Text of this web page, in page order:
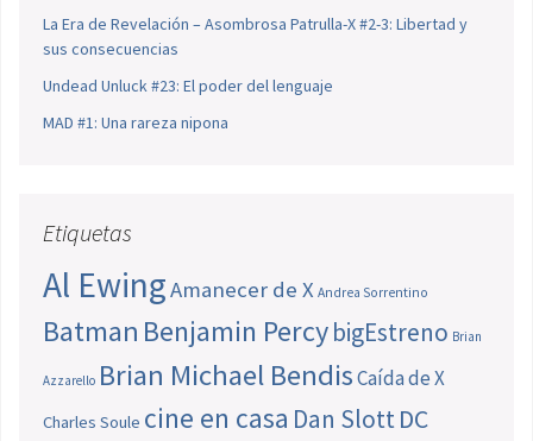
La Era de Revelación – Asombrosa Patrulla-X #2-3: Libertad y
sus consecuencias
Undead Unluck #23: El poder del lenguaje
MAD #1: Una rareza nipona
Etiquetas
Al EwingAmanecer de X Andrea Sorrentino
Batman Benjamin PercybigEstreno Brian
Azzarello Brian Michael BendisCaída de X
Charles Soule cine en casa Dan SlottDC